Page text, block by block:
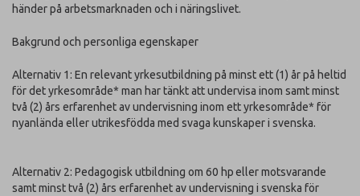
händer på arbetsmarknaden och i näringslivet.
Bakgrund och personliga egenskaper
Alternativ 1: En relevant yrkesutbildning på minst ett (1) år på heltid
för det yrkesområde* man har tänkt att undervisa inom samt minst
två (2) års erfarenhet av undervisning inom ett yrkesområde* för
nyanlända eller utrikesfödda med svaga kunskaper i svenska.
Alternativ 2: Pedagogisk utbildning om 60 hp eller motsvarande
samt minst två (2) års erfarenhet av undervisning i svenska för